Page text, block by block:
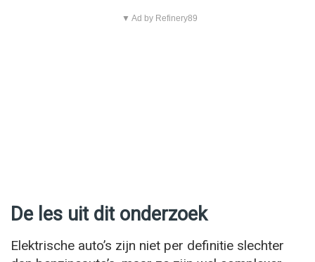
▼ Ad by Refinery89
De les uit dit onderzoek
Elektrische auto’s zijn niet per definitie slechter